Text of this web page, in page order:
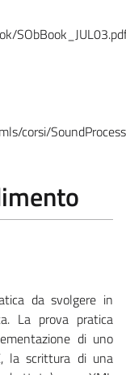
corsi/
da svolgere in
La prova pratica
di uno
la scrittura di una